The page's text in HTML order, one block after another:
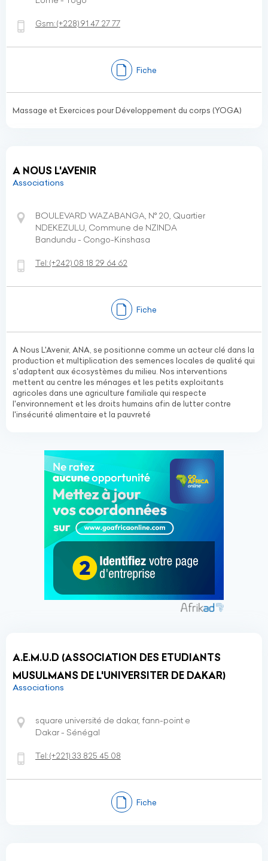
Gsm:(+228)91 47 27 77
Fiche
Massage et Exercices pour Développement du corps (YOGA)
A NOUS L'AVENIR
Associations
BOULEVARD WAZABANGA, N° 20, Quartier
NDEKEZULU, Commune de NZINDA
Bandundu - Congo-Kinshasa
Tel:(+242) 08 18 29 64 62
Fiche
A Nous L'Avenir, ANA, se positionne comme un acteur clé dans la
production et multiplication des semences locales de qualité qui
s'adaptent aux écosystèmes du milieu. Nos interventions
mettent au centre les ménages et les petits exploitants
agricoles dans une agriculture familiale qui respecte
l'environnement et les droits humains afin de lutter contre
l'insécurité alimentaire et la pauvreté
A.E.M.U.D (ASSOCIATION DES ETUDIANTS
MUSULMANS DE L'UNIVERSITER DE DAKAR)
Associations
square université de dakar, fann-point e
Dakar - Sénégal
Tel:(+221) 33 825 45 08
Fiche